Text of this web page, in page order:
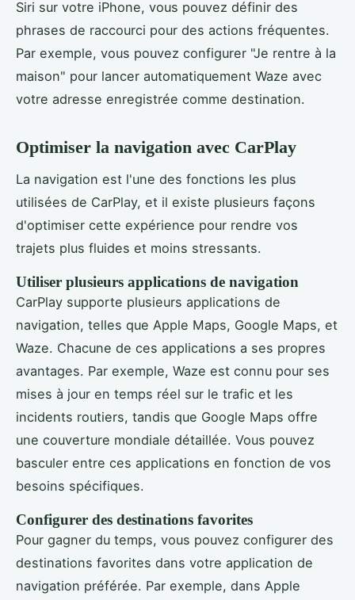
Siri sur votre iPhone, vous pouvez définir des
phrases de raccourci pour des actions fréquentes.
Par exemple, vous pouvez configurer "Je rentre à la
maison" pour lancer automatiquement Waze avec
votre adresse enregistrée comme destination.
Optimiser la navigation avec CarPlay
La navigation est l'une des fonctions les plus
utilisées de CarPlay, et il existe plusieurs façons
d'optimiser cette expérience pour rendre vos
trajets plus fluides et moins stressants.
Utiliser plusieurs applications de navigation
CarPlay supporte plusieurs applications de
navigation, telles que Apple Maps, Google Maps, et
Waze. Chacune de ces applications a ses propres
avantages. Par exemple, Waze est connu pour ses
mises à jour en temps réel sur le trafic et les
incidents routiers, tandis que Google Maps offre
une couverture mondiale détaillée. Vous pouvez
basculer entre ces applications en fonction de vos
besoins spécifiques.
Configurer des destinations favorites
Pour gagner du temps, vous pouvez configurer des
destinations favorites dans votre application de
navigation préférée. Par exemple, dans Apple